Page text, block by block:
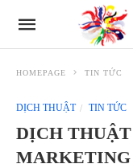
HOMEPAGE TIN TỨC
DỊCH THUẬT TIN TỨC
DỊCH